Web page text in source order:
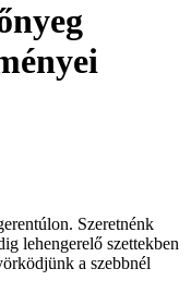
Szeretnénk
lehengerelő szettekben
a szebbnél